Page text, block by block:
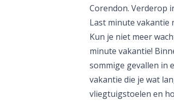
Corendon. Verderop
Last minute vakantie
Kun je niet meer
minute vakantie!
sommige gevallen in
vakantie die je wat
vliegtuigstoelen en